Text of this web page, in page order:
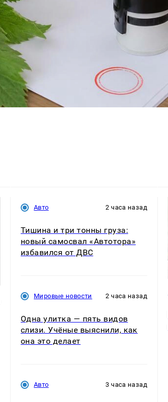
Авто 2 часа назад
Тишина и три тонны груза:
новый самосвал «Автотора»
избавился от ДВС
Мировые новости 2 часа назад
Одна улитка — пять видов
слизи. Учёные выяснили, как
она это делает
Авто 3 часа назад